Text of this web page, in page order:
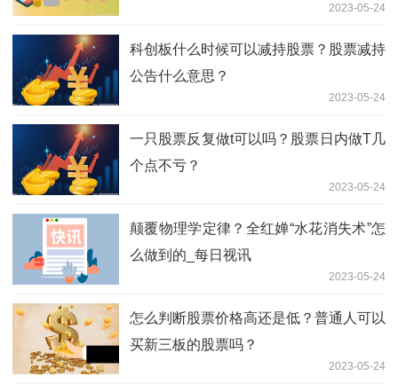
2023-05-24
科创板什么时候可以减持股票？股票减持
公告什么意思？
2023-05-24
一只股票反复做t可以吗？股票日内做T几
个点不亏？
2023-05-24
颠覆物理学定律？全红婵“水花消失术”怎
么做到的_每日视讯
2023-05-24
怎么判断股票价格高还是低？普通人可以
买新三板的股票吗？
2023-05-24